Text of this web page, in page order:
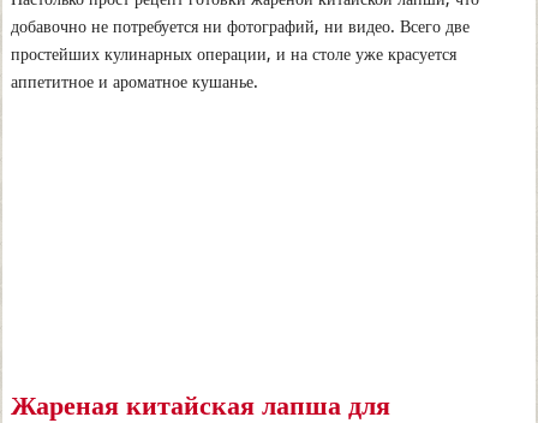
добавочно не потребуется ни фотографий, ни видео. Всего две
простейших кулинарных операции, и на столе уже красуется
аппетитное и ароматное кушанье.
Жареная китайская лапша для